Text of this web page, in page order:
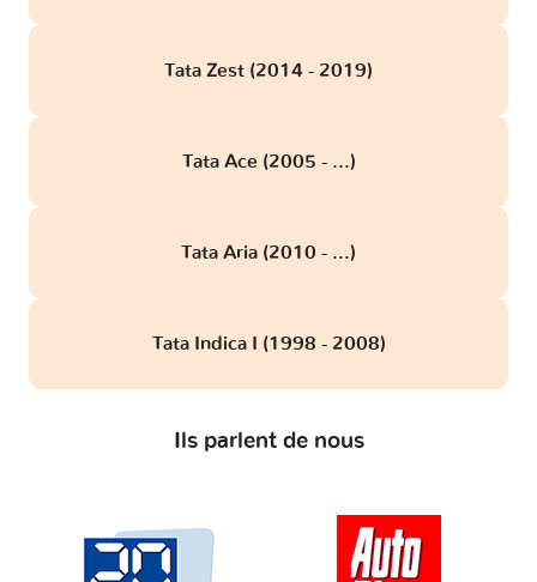
Tata Zest (2014 - 2019)
Tata Ace (2005 - ...)
Tata Aria (2010 - ...)
Tata Indica I (1998 - 2008)
Ils parlent de nous